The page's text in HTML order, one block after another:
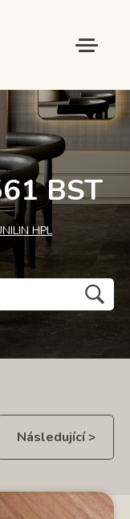
BST
HPL
Následující >